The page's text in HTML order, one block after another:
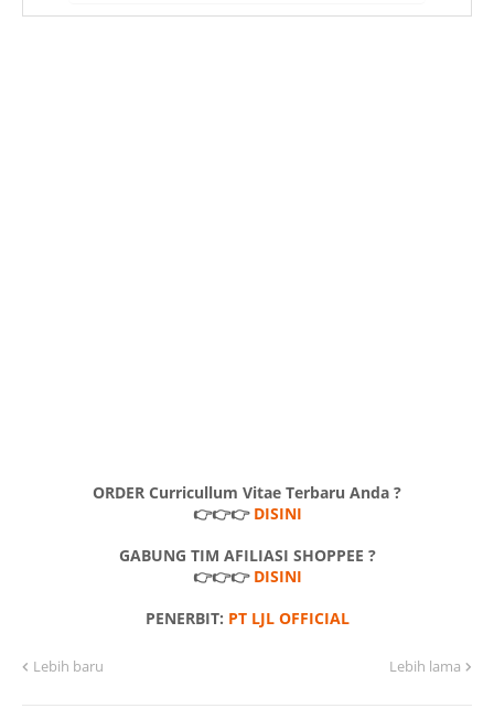
ORDER Curricullum Vitae Terbaru Anda ?
👉👉👉 DISINI
GABUNG TIM AFILIASI SHOPPEE ?
👉👉👉 DISINI
PENERBIT: PT LJL OFFICIAL
Lebih baru Lebih lama